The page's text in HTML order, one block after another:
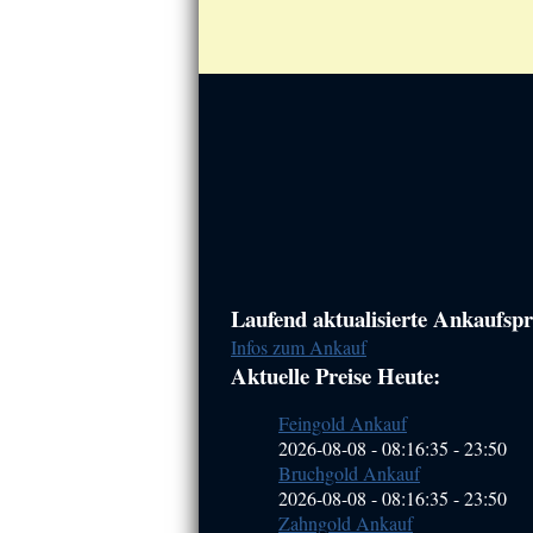
Haupt-
Sidebar
(Primary)
Laufend aktualisierte
Infos zum Ankauf
Aktuelle Preise Heute:
Feingold Ankauf
2026-08-08 - 08:16:35 -23:50
Bruchgold Ankauf
2026-08-08 - 08:16:35 -23:50
Zahngold Ankauf